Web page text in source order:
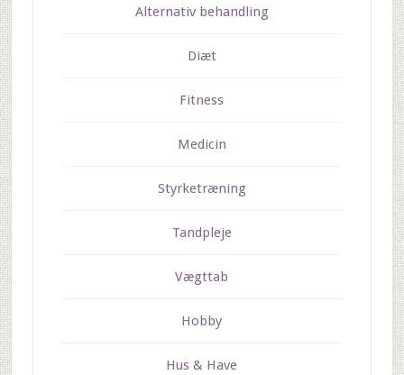
Alternativ behandling
Diæt
Fitness
Medicin
Styrketræning
Tandpleje
Vægttab
Hobby
Hus & Have